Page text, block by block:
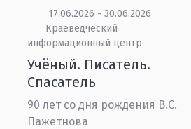
17.06.2026 - 30.06.2026
Краеведческий
информационный центр
Учёный. Писатель.
Спасатель
90 лет со дня рождения В.С.
Пажетнова